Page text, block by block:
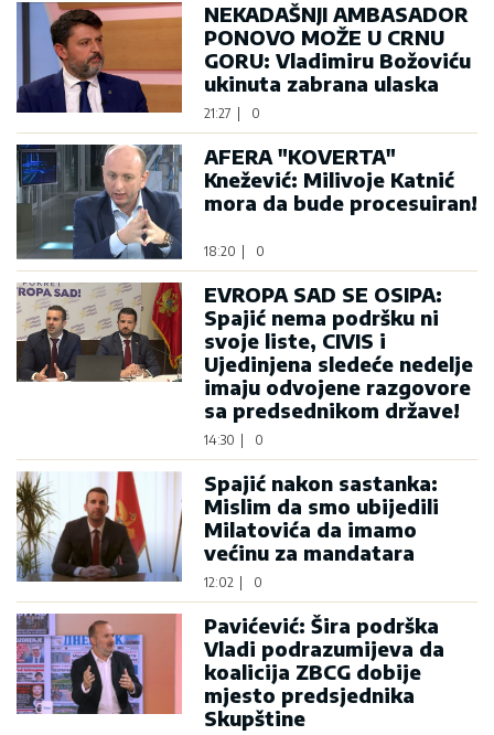
NEKADAŠNJI AMBASADOR
PONOVO MOŽE U CRNU
GORU: Vladimiru Božoviću
ukinuta zabrana ulaska
21:27 0
AFERA "KOVERTA"
Knežević: Milivoje Katnić
mora da bude procesuiran!
18:20 0
EVROPA SAD SE OSIPA:
Spajić nema podršku ni
svoje liste, CIVIS i
Ujedinjena sledeće nedelje
imaju odvojene razgovore
sa predsednikom države!
14:30 0
Spajić nakon sastanka:
Mislim da smo ubijedili
Milatovića da imamo
većinu za mandatara
12:02 0
Pavićević: Šira podrška
Vladi podrazumijeva da
koalicija ZBCG dobije
mjesto predsjednika
Skupštine